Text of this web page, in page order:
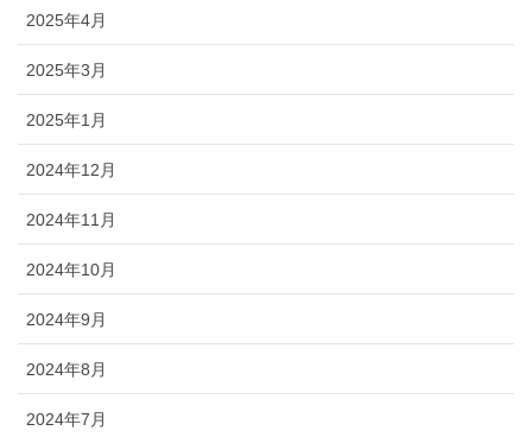
2025年4月
2025年3月
2025年1月
2024年12月
2024年11月
2024年10月
2024年9月
2024年8月
2024年7月